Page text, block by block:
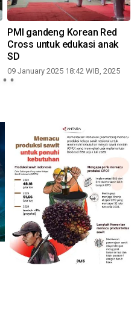
PMI gandeng Korean Red
Cross untuk edukasi anak
SD
09 January 2025 18:42 WIB, 2025